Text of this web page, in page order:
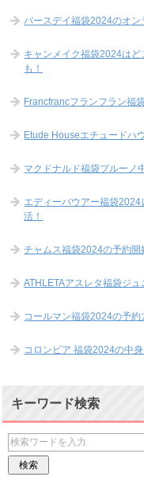
バースデイ福袋2024のオン
キャンメイク福袋2024は
も！
Francfrancフランフラン福
Etude Houseエチュードハ
マクドナルド福袋ブルーノ
エディーバウアー福袋
活！
チャムス福袋2024の予約開
ATHLETAアスレタ福袋ジ
コールマン福袋2024の予約
コロンビア 福袋2024の中
キーワード検索